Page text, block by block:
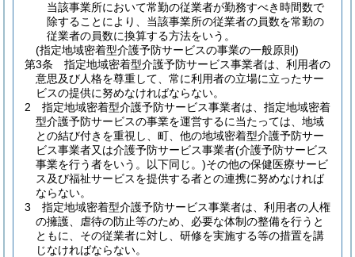
当該事業所において常勤の従業者が勤務すべき時間数で
除することにより、当該事業所の従業者の員数を常勤の
従業者の員数に換算する方法をいう。
(指定地域密着型介護予防サービスの事業の一般原則)
第3条
指定地域密着型介護予防サービス事業者は、利用者の
意思及び人格を尊重して、常に利用者の立場に立ったサー
ビスの提供に努めなければならない。
2
指定地域密着型介護予防サービス事業者は、指定地域密着
型介護予防サービスの事業を運営するに当たっては、地域
との結び付きを重視し、町、他の地域密着型介護予防サー
ビス事業者又は介護予防サービス事業者(介護予防サービス
事業を行う者をいう。以下同じ。)その他の保健医療サービ
ス及び福祉サービスを提供する者との連携に努めなければ
ならない。
3
指定地域密着型介護予防サービス事業者は、利用者の人権
の擁護、虐待の防止等のため、必要な体制の整備を行うと
ともに、その従業者に対し、研修を実施する等の措置を講
じなければならない。